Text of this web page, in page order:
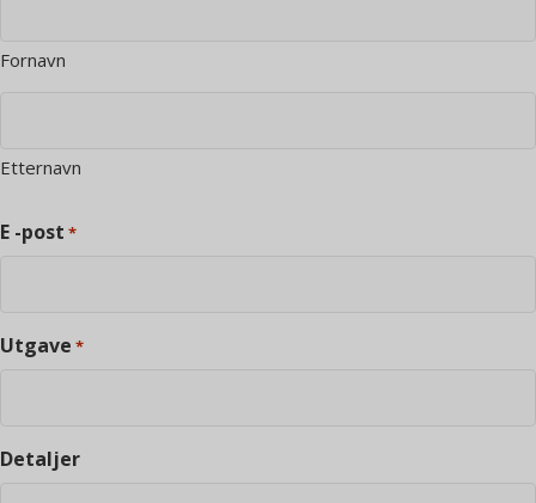
Fornavn
Etternavn
E -post *
Utgave *
Detaljer